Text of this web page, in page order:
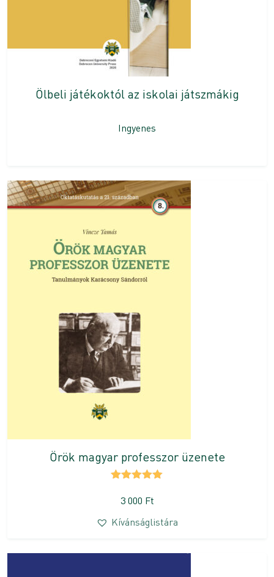
Ölbeli játékoktól az iskolai játszmákig
Ingyenes
Örök magyar professzor üzenete
5.00/ 5
3 000 Ft
Kívánságlistára